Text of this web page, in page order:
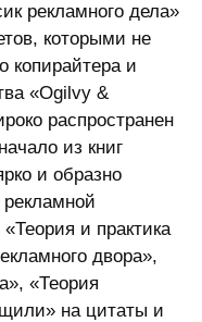
рекламного дела»
которыми не
копирайтера и
«Ogilvy &
распространен
из книг
и образно
и практика
двора»,
«Теория
на цитаты и